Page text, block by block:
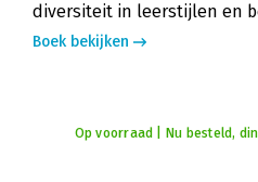
diversiteit in leerstijlen en
Boek bekijken
Op voorraad | Nu besteld,